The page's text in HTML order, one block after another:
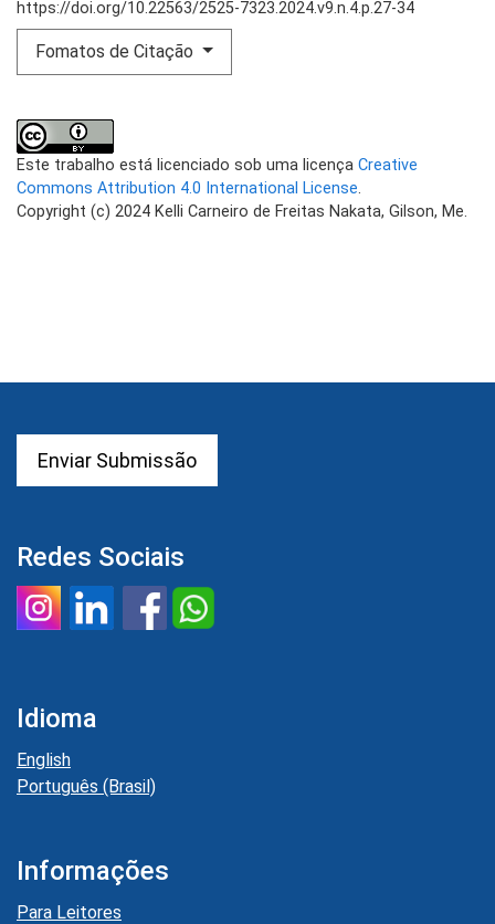
https://doi.org/10.22563/2525-7323.2024.v9.n.4.p.27-34
Fomatos de Citação
Este trabalho está licenciado sob uma licença Creative
Commons Attribution 4.0 International License.
Copyright (c) 2024 Kelli Carneiro de Freitas Nakata, Gilson, Me.
Enviar Submissão
Redes Sociais
Idioma
English
Português (Brasil)
Informações
Para Leitores